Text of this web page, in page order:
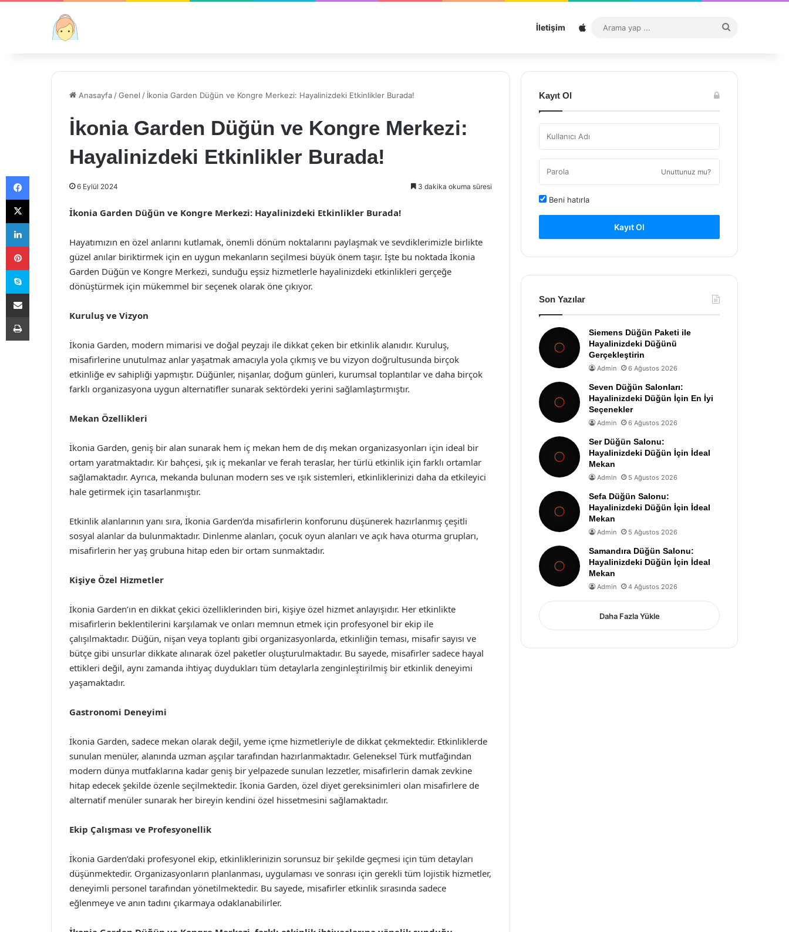
İletişim Sitemap
...
Anasayfa /Genel / İkonia Garden Düğün ve Kongre Merkezi: Hayalinizdeki Etkinlikler Burada!
İkonia Garden Düğün ve Kongre Merkezi:
Hayalinizdeki Etkinlikler Burada!
6 Eylül 2024 3 dakika okuma süresi
İkonia Garden Düğün ve Kongre Merkezi: Hayalinizdeki Etkinlikler Burada!
Hayatımızın en özel anlarını kutlamak, önemli dönüm noktalarını paylaşmak ve sevdiklerimizle birlikte
güzel anılar biriktirmek için en uygun mekanların seçilmesi büyük önem taşır. İşte bu noktada İkonia
Garden Düğün ve Kongre Merkezi, sunduğu eşsiz hizmetlerle hayalinizdeki etkinlikleri gerçeğe
dönüştürmek için mükemmel bir seçenek olarak öne çıkıyor.
Kuruluş ve Vizyon
İkonia Garden, modern mimarisi ve doğal peyzajı ile dikkat çeken bir etkinlik alanıdır. Kuruluş,
misafirlerine unutulmaz anlar yaşatmak amacıyla yola çıkmış ve bu vizyon doğrultusunda birçok
etkinliğe ev sahipliği yapmıştır. Düğünler, nişanlar, doğum günleri, kurumsal toplantılar ve daha birçok
farklı organizasyona uygun alternatifler sunarak sektördeki yerini sağlamlaştırmıştır.
Mekan Özellikleri
İkonia Garden, geniş bir alan sunarak hem iç mekan hem de dış mekan organizasyonları için ideal bir
ortam yaratmaktadır. Kır bahçesi, şık iç mekanlar ve ferah teraslar, her türlü etkinlik için farklı ortamlar
sağlamaktadır. Ayrıca, mekanda bulunan modern ses ve ışık sistemleri, etkinliklerinizi daha da etkileyici
hale getirmek için tasarlanmıştır.
Etkinlik alanlarının yanı sıra, İkonia Garden’da misafirlerin konforunu düşünerek hazırlanmış çeşitli
sosyal alanlar da bulunmaktadır. Dinlenme alanları, çocuk oyun alanları ve açık hava oturma grupları,
misafirlerin her yaş grubuna hitap eden bir ortam sunmaktadır.
Kişiye Özel Hizmetler
İkonia Garden’ın en dikkat çekici özelliklerinden biri, kişiye özel hizmet anlayışıdır. Her etkinlikte
misafirlerin beklentilerini karşılamak ve onları memnun etmek için profesyonel bir ekip ile
çalışılmaktadır. Düğün, nişan veya toplantı gibi organizasyonlarda, etkinliğin teması, misafir sayısı ve
bütçe gibi unsurlar dikkate alınarak özel paketler oluşturulmaktadır. Bu sayede, misafirler sadece hayal
ettikleri değil, aynı zamanda ihtiyaç duydukları tüm detaylarla zenginleştirilmiş bir etkinlik deneyimi
yaşamaktadır.
Gastronomi Deneyimi
İkonia Garden, sadece mekan olarak değil, yeme içme hizmetleriyle de dikkat çekmektedir. Etkinliklerde
sunulan menüler, alanında uzman aşçılar tarafından hazırlanmaktadır. Geleneksel Türk mutfağından
modern dünya mutfaklarına kadar geniş bir yelpazede sunulan lezzetler, misafirlerin damak zevkine
hitap edecek şekilde özenle seçilmektedir. İkonia Garden, özel diyet gereksinimleri olan misafirlere de
alternatif menüler sunarak her bireyin kendini özel hissetmesini sağlamaktadır.
Ekip Çalışması ve Profesyonellik
İkonia Garden’daki profesyonel ekip, etkinliklerinizin sorunsuz bir şekilde geçmesi için tüm detayları
düşünmektedir. Organizasyonların planlanması, uygulaması ve sonrası için gerekli tüm lojistik hizmetler,
deneyimli personel tarafından yönetilmektedir. Bu sayede, misafirler etkinlik sırasında sadece
eğlenmeye ve anın tadını çıkarmaya odaklanabilirler.
Kayıt Ol
Unuttunuz mu?
Beni hatırla
Kayıt Ol
Son Yazılar
Siemens Düğün Paketi ile
Hayalinizdeki Düğünü
Gerçekleştirin
Admin 6 Ağustos 2026
Seven Düğün Salonları:
Hayalinizdeki Düğün İçin En İyi
Seçenekler
Admin 6 Ağustos 2026
Ser Düğün Salonu:
Hayalinizdeki Düğün İçin İdeal
Mekan
Admin 5 Ağustos 2026
Sefa Düğün Salonu:
Hayalinizdeki Düğün İçin İdeal
Mekan
Admin 5 Ağustos 2026
Samandıra Düğün Salonu:
Hayalinizdeki Düğün İçin İdeal
Mekan
Admin 4 Ağustos 2026
Daha Fazla Yükle
Facebook
X
LinkedIn
Pinterest
Skype
E-Posta ile paylaş